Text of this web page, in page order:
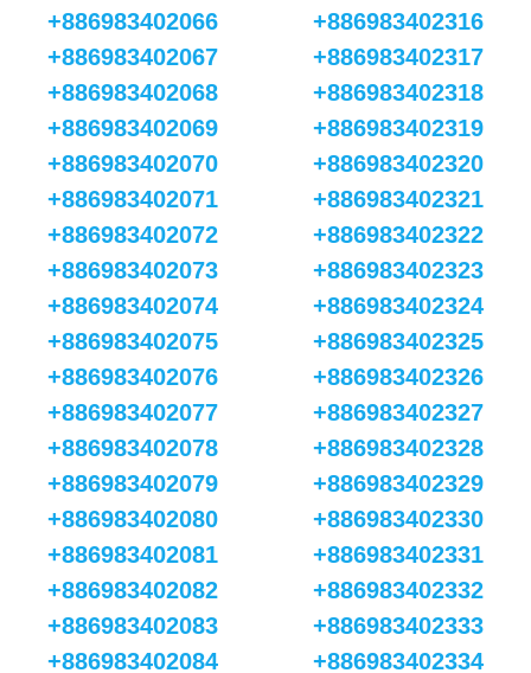
+886983402066
+886983402067
+886983402068
+886983402069
+886983402070
+886983402071
+886983402072
+886983402073
+886983402074
+886983402075
+886983402076
+886983402077
+886983402078
+886983402079
+886983402080
+886983402081
+886983402082
+886983402083
+886983402084
+886983402316
+886983402317
+886983402318
+886983402319
+886983402320
+886983402321
+886983402322
+886983402323
+886983402324
+886983402325
+886983402326
+886983402327
+886983402328
+886983402329
+886983402330
+886983402331
+886983402332
+886983402333
+886983402334